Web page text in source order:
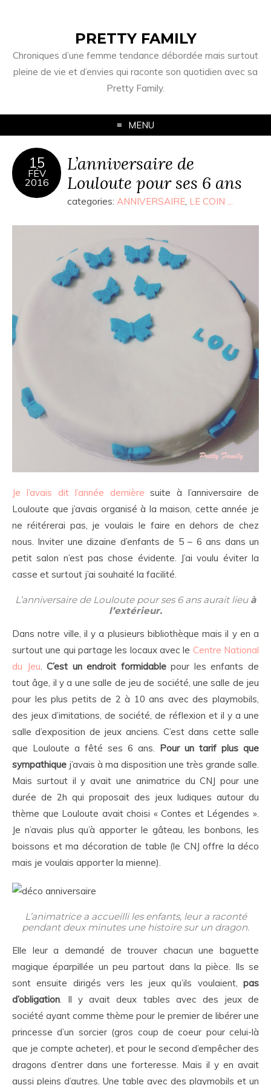
PRETTY FAMILY
Chroniques d’une femme tendance débordée mais surtout
pleine de vie et d’envies qui raconte son quotidien avec sa
Pretty Family.
MENU
15
FÉV
2016
L’anniversaire de
Louloute pour ses 6 ans
categories: ANNIVERSAIRE, LE COIN ...
Je l’avais dit l’année dernière suite à l’anniversaire de
Louloute que j’avais organisé à la maison, cette année je
ne réitérerai pas, je voulais le faire en dehors de chez
nous. Inviter une dizaine d’enfants de 5 – 6 ans dans un
petit salon n’est pas chose évidente. J’ai voulu éviter la
casse et surtout j’ai souhaité la facilité.
L’anniversaire de Louloute pour ses 6 ans aurait lieu à
l’extérieur.
Dans notre ville, il y a plusieurs bibliothèque mais il y en a
surtout une qui partage les locaux avec le Centre National
du Jeu.C’est un endroit formidablepour les enfants de
tout âge, il y a une salle de jeu de société, une salle de jeu
pour les plus petits de 2 à 10 ans avec des playmobils,
des jeux d’imitations, de société, de réflexion et il y a une
salle d’exposition de jeux anciens. C’est dans cette salle
que Louloute a fêté ses 6 ans. Pour un tarif plus que
sympathique j’avais à ma disposition une très grande salle.
Mais surtout il y avait une animatrice du CNJ pour une
durée de 2h qui proposait des jeux ludiques autour du
thème que Louloute avait choisi « Contes et Légendes ».
Je n’avais plus qu’à apporter le gâteau, les bonbons, les
boissons et ma décoration de table (le CNJ offre la déco
mais je voulais apporter la mienne).
L’animatrice a accueilli les enfants, leur a raconté
pendant deux minutes une histoire sur un dragon.
Elle leur a demandé de trouver chacun une baguette
magique éparpillée un peu partout dans la pièce. Ils se
sont ensuite dirigés vers les jeux qu’ils voulaient, pas
d’obligation. Il y avait deux tables avec des jeux de
société ayant comme thème pour le premier de libérer une
princesse d’un sorcier (gros coup de coeur pour celui-là
que je compte acheter), et pour le second d’empêcher des
dragons d’entrer dans une forteresse. Mais il y en avait
aussi pleins d’autres. Une table avec des playmobils et un